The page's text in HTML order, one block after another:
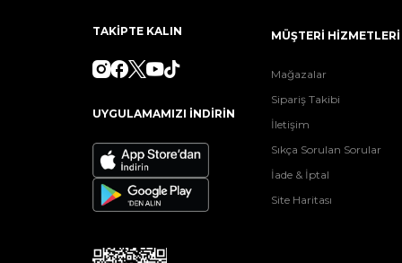
TAKİPTE KALIN
UYGULAMAMIZI İNDİRİN
MÜŞTERİ HİZMETLERİ
Mağazalar
Sipariş Takibi
İletişim
Sıkça Sorulan Sorular
İade & İptal
Site Haritası